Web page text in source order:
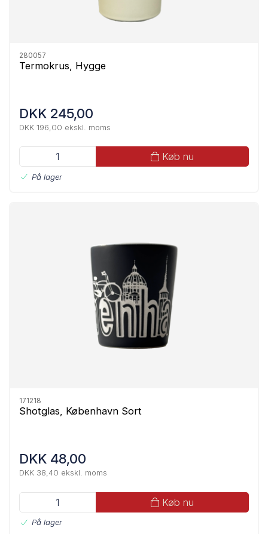
280057
Termokrus, Hygge
DKK 245,00
DKK 196,00 ekskl. moms
Køb nu
På lager
171218
Shotglas, København Sort
DKK 48,00
DKK 38,40 ekskl. moms
Køb nu
På lager